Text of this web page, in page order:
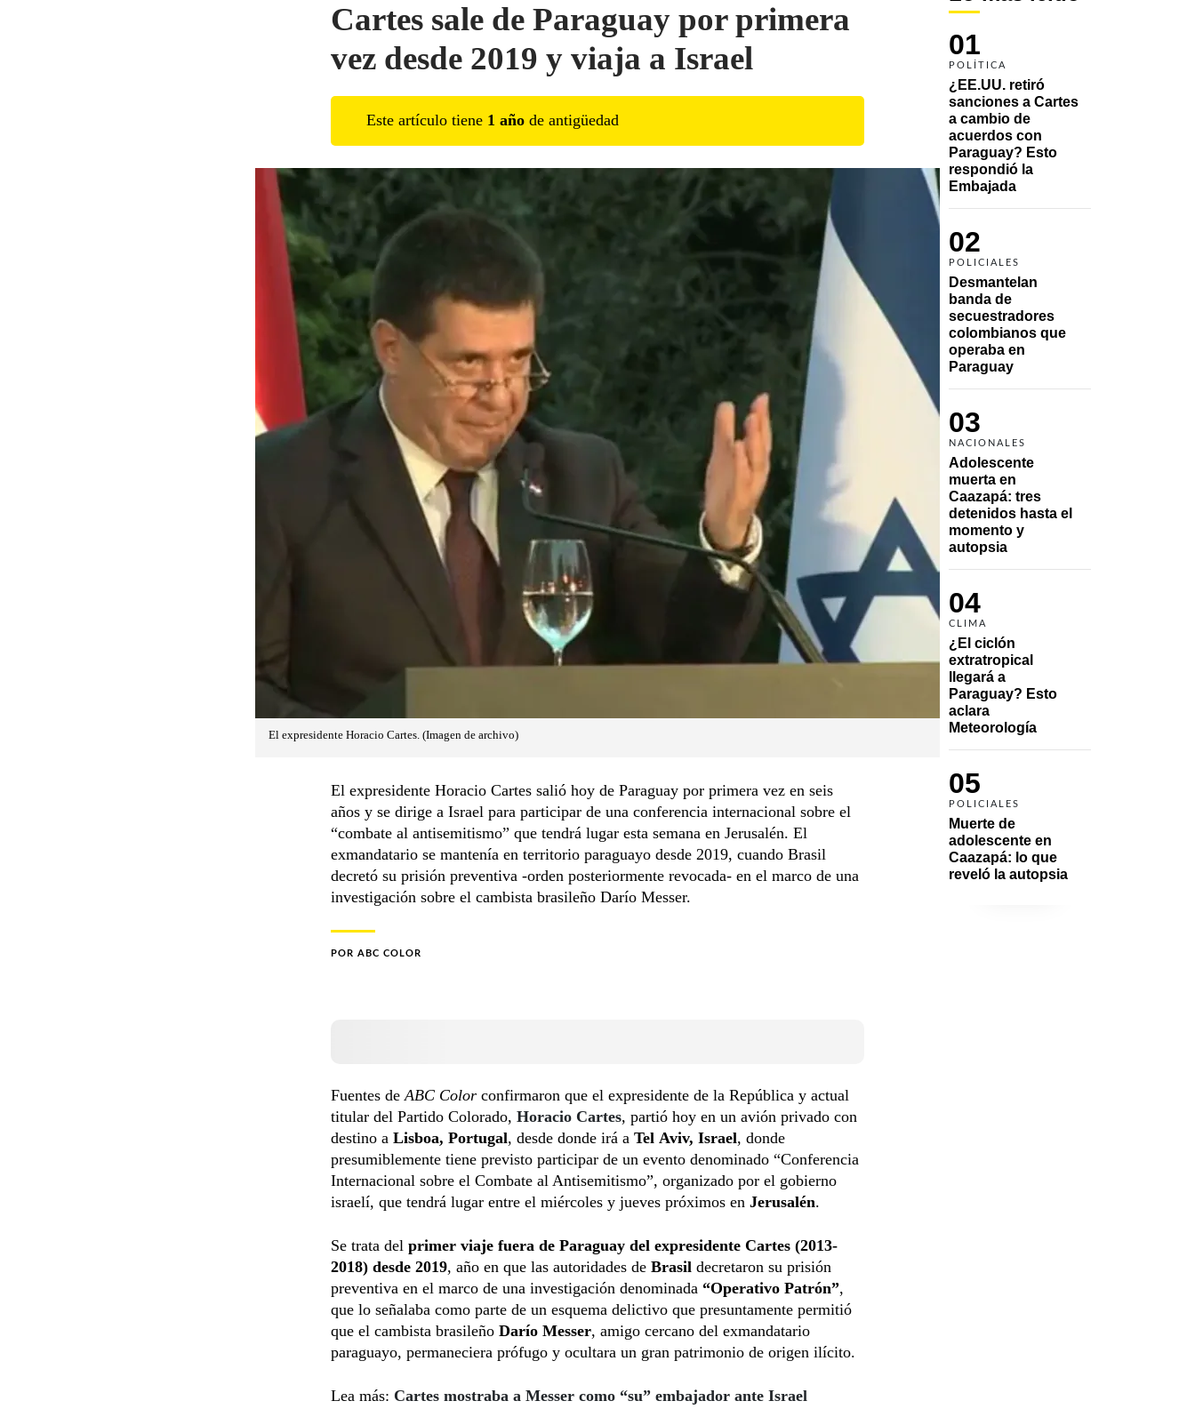
01
POLÍTICA
¿EE.UU. retiró
sanciones a Cartes
a cambio de
acuerdos con
Paraguay? Esto
respondió la
Embajada
02
POLICIALES
Desmantelan
banda de
secuestradores
colombianos que
operaba en
Paraguay
03
NACIONALES
Adolescente
muerta en
Caazapá: tres
detenidos hasta el
momento y
autopsia
04
CLIMA
¿El ciclón
extratropical
llegará a
Paraguay? Esto
aclara
Meteorología
05
POLICIALES
Muerte de
adolescente en
Caazapá: lo que
reveló la autopsia
Cartes sale de Paraguay por primera
vez desde 2019 y viaja a Israel
Este artículo tiene 1 año de antigüedad
El expresidente Horacio Cartes. (Imagen de archivo)
El expresidente Horacio Cartes salió hoy de Paraguay por primera vez en seis
años y se dirige a Israel para participar de una conferencia internacional sobre el
“combate al antisemitismo” que tendrá lugar esta semana en Jerusalén. El
exmandatario se mantenía en territorio paraguayo desde 2019, cuando Brasil
decretó su prisión preventiva -orden posteriormente revocada- en el marco de una
investigación sobre el cambista brasileño Darío Messer.
POR ABC COLOR
Fuentes de ABC Color confirmaron que el expresidente de la República y actual
titular del Partido Colorado, Horacio Cartes, partió hoy en un avión privado con
destino a Lisboa, Portugal, desde donde irá a Tel Aviv, Israel, donde
presumiblemente tiene previsto participar de un evento denominado “Conferencia
Internacional sobre el Combate al Antisemitismo”, organizado por el gobierno
israelí, que tendrá lugar entre el miércoles y jueves próximos en Jerusalén.
Se trata del primer viaje fuera de Paraguay del expresidente Cartes (2013-
2018) desde 2019, año en que las autoridades de Brasil decretaron su prisión
preventiva en el marco de una investigación denominada “Operativo Patrón”,
que lo señalaba como parte de un esquema delictivo que presuntamente permitió
que el cambista brasileño Darío Messer, amigo cercano del exmandatario
paraguayo, permaneciera prófugo y ocultara un gran patrimonio de origen ilícito.
Lea más: Cartes mostraba a Messer como “su” embajador ante Israel